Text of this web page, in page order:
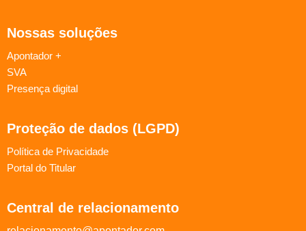
Nossas soluções
Apontador +
SVA
Presença digital
Proteção de dados (LGPD)
Política de Privacidade
Portal do Titular
Central de relacionamento